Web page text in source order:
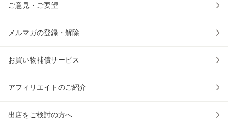
ご意見・ご要望
メルマガの登録・解除
お買い物補償サービス
アフィリエイトのご紹介
出店をご検討の方へ